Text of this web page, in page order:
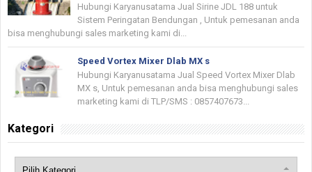
Hubungi Karyanusatama Jual Sirine JDL 188 untuk
Sistem Peringatan Bendungan , Untuk pemesanan anda
bisa menghubungi sales marketing kami di...
Speed Vortex Mixer Dlab MX s
Hubungi Karyanusatama Jual Speed Vortex Mixer Dlab
MX s, Untuk pemesanan anda bisa menghubungi sales
marketing kami di TLP/SMS : 0857407673...
Kategori